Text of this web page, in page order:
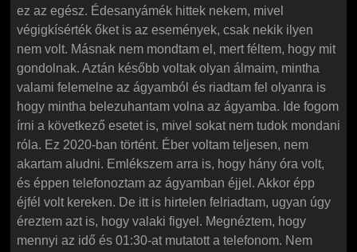
ez az egész. Édesanyámék hittek nekem, mivel
végigkísérték őket is az események, csak nekik ilyen
nem volt. Másnak nem mondtam el, mert féltem, hogy mit
gondolnak. Aztán később voltak olyan álmaim, mintha
valami felemelne az ágyamból és riadtam fel olyanra is
hogy mintha belezuhantam volna az ágyamba. Ide fogom
írni a következő esetet is, mivel sokat nem tudok mondani
róla. Ez 2020-ban történt. Éber voltam teljesen, nem
akartam aludni. Emlékszem arra is, hogy hány óra volt,
és éppen telefonoztam az ágyamban éjjel. Akkor épp
éjfél volt kereken. De itt is hirtelen felriadtam, ugyan úgy
éreztem azt is, hogy valaki figyel. Megnéztem, hogy
mennyi az idő és 01:30-at mutatott a telefonom. Nem